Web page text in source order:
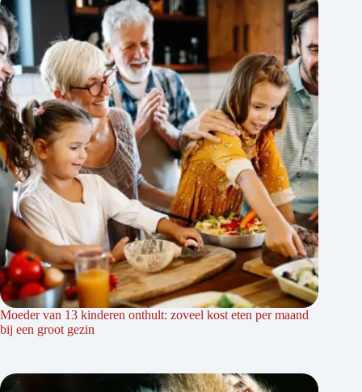
Moeder van 13 kinderen onthult: zoveel kost eten per maand
bij een groot gezin